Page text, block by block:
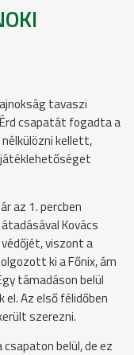
tavaszi
csapatát fogadta a
kellett,
az 1. percben
Kovács
viszont a
ki a Főnix, ám
támadáson belül
Az első félidőben
szerezni.
belül, de ez